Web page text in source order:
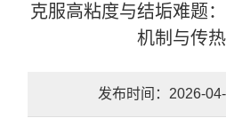
克服高粘度与结垢难题
机制与传
发布时间：2026-